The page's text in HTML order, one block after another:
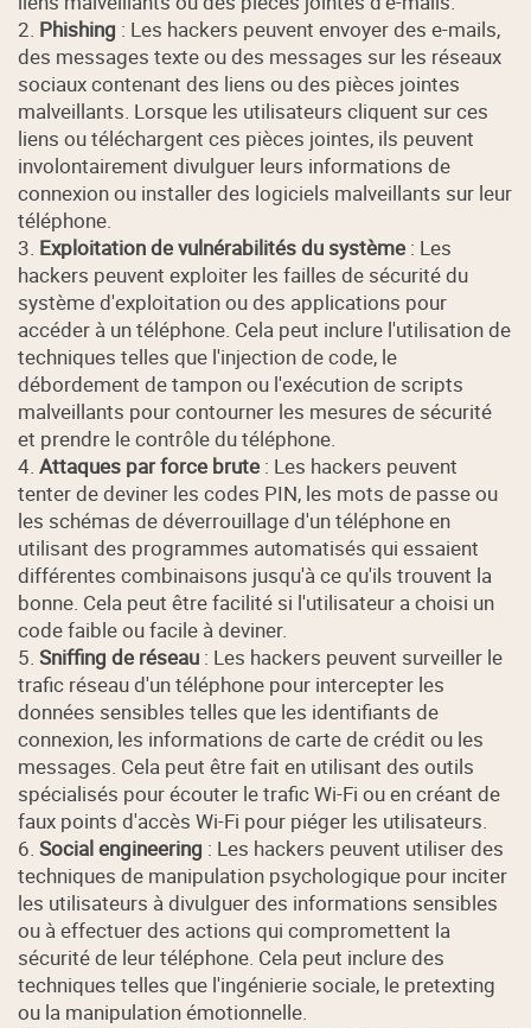
2. Phishing : Les hackers peuvent envoyer des e-mails,
des messages texte ou des messages sur les réseaux
sociaux contenant des liens ou des pièces jointes
malveillants. Lorsque les utilisateurs cliquent sur ces
liens ou téléchargent ces pièces jointes, ils peuvent
involontairement divulguer leurs informations de
connexion ou installer des logiciels malveillants sur leur
téléphone.
3. Exploitation de vulnérabilités du système : Les
hackers peuvent exploiter les failles de sécurité du
système d'exploitation ou des applications pour
accéder à un téléphone. Cela peut inclure l'utilisation de
techniques telles que l'injection de code, le
débordement de tampon ou l'exécution de scripts
malveillants pour contourner les mesures de sécurité
et prendre le contrôle du téléphone.
4.Attaques par force brute : Les hackers peuvent
tenter de deviner les codes PIN, les mots de passe ou
les schémas de déverrouillage d'un téléphone en
utilisant des programmes automatisés qui essaient
différentes combinaisons jusqu'à ce qu'ils trouvent la
bonne. Cela peut être facilité si l'utilisateur a choisi un
code faible ou facile à deviner.
5.Sniffing de réseau : Les hackers peuvent surveiller le
trafic réseau d'un téléphone pour intercepter les
données sensibles telles que les identifiants de
connexion, les informations de carte de crédit ou les
messages. Cela peut être fait en utilisant des outils
spécialisés pour écouter le trafic Wi-Fi ou en créant de
faux points d'accès Wi-Fi pour piéger les utilisateurs.
6.Social engineering : Les hackers peuvent utiliser des
techniques de manipulation psychologique pour inciter
les utilisateurs à divulguer des informations sensibles
ou à effectuer des actions qui compromettent la
sécurité de leur téléphone. Cela peut inclure des
techniques telles que l'ingénierie sociale, le pretexting
ou la manipulation émotionnelle.